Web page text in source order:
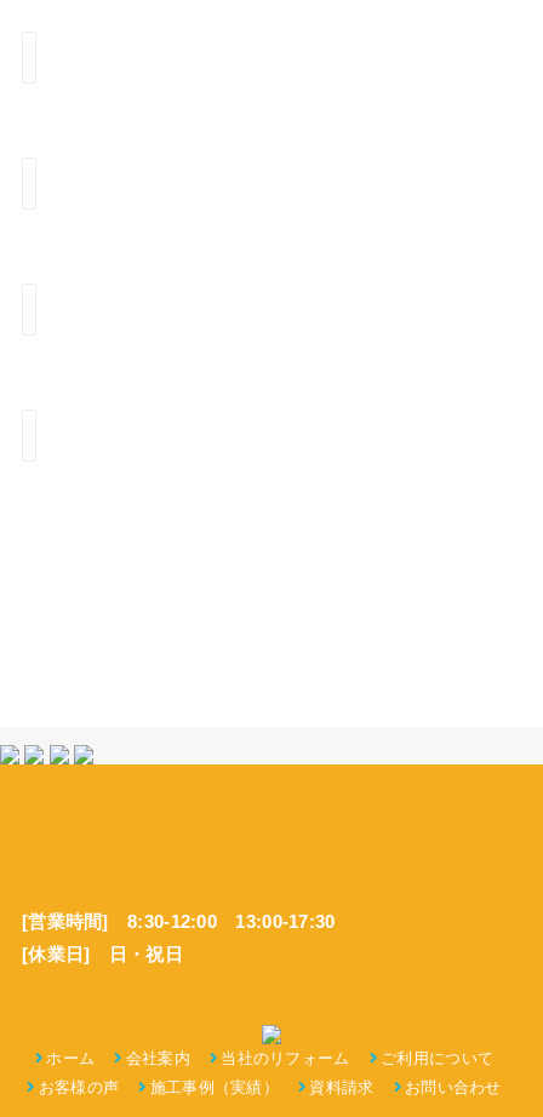
[営業時間] 8:30-12:00 13:00-17:30
[休業日] 日・祝日
ホーム 会社案内 当社のリフォーム
ご利用について
お客様の声
施工事例（実績） 資料請求 お問い合わせ